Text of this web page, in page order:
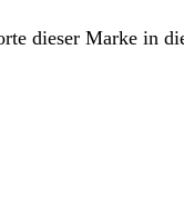
dieser Marke in